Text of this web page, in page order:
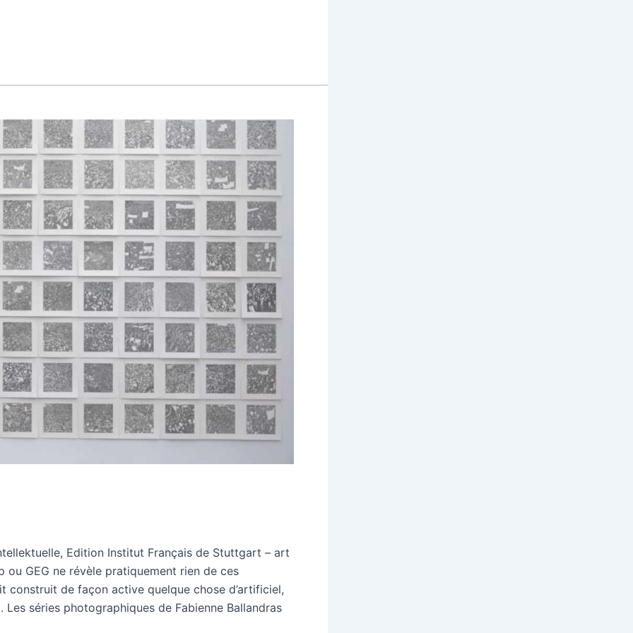
Edition Institut Français de Stuttgart – art
GEG ne révèle pratiquement rien de ces
construit de façon active quelque chose d’artificiel,
séries photographiques de Fabienne Ballandras